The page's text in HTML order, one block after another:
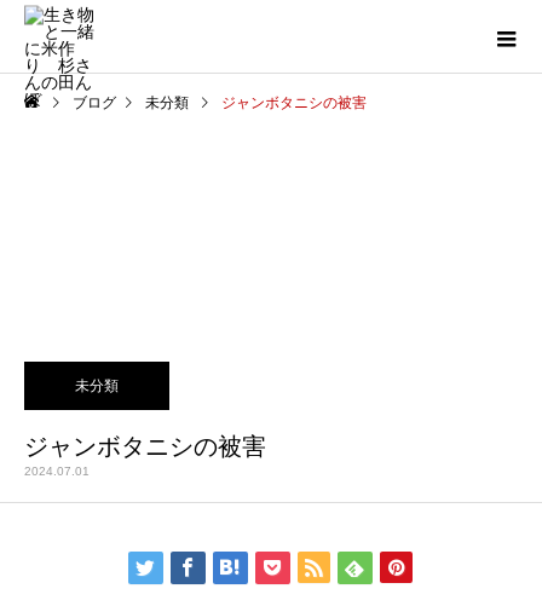
ブログ 未分類 ジャンボタニシの被害
未分類
ジャンボタニシの被害
2024.07.01